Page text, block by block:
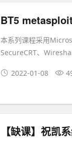
BT5
本系列课程采用
SecureCRT、
2022-01-08
【缺课】祝凯